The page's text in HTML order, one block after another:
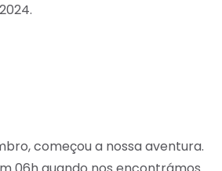
começou a nossa aventura.